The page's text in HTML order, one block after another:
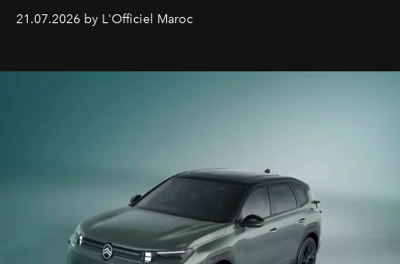
constructeur allemand a revu en profondeur son SUV
fétiche pour le rendre plus premium. Et le pari semble
21.07.2026 by L'Officiel Maroc